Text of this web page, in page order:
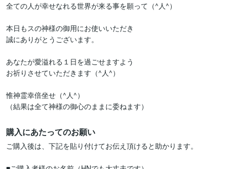
全ての人が幸せなれる世界が来る事を願って（^人^）
本日もスの神様の御用にお使いいただき
誠にありがとうございます。
あなたが愛溢れる１日を過ごせますよう
お祈りさせていただきます（^人^）
惟神霊幸倍坐せ（^人^）
（結果は全て神様の御心のままに委ねます）
購入にあたってのお願い
ご購入後は、下記を貼り付けてお伝え頂けると助かります。